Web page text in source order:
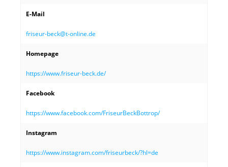
E-Mail
friseur-beck@t-online.de
Homepage
https://www.friseur-beck.de/
Facebook
https://www.facebook.com/FriseurBeckBottrop/
Instagram
https://www.instagram.com/friseurbeck/?hl=de